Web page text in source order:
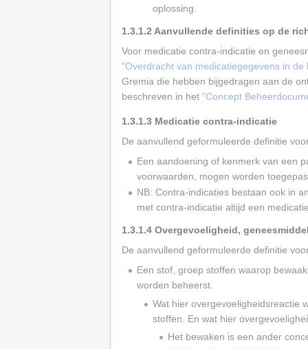
oplossing.
1.3.1.2 Aanvullende definities op de
Voor medicatie contra-indicatie en
"Overdracht van medicatiegegevens in de
Gremia die hebben bijgedragen aan de
beschreven in het "Concept
1.3.1.3 Medicatie contra-indicatie
De aanvullend geformuleerde definitie
Een aandoening of kenmerk van een
voorwaarden, mogen worden
NB: Contra-indicaties bestaan ook in
met contra-indicatie altijd een
1.3.1.4 Overgevoeligheid,
De aanvullend geformuleerde definitie
Een stof, groep stoffen waarop
worden beheerst.
Wat hier overgevoeligheidsreactie
stoffen. En wat hier
Het bewaken is een ander